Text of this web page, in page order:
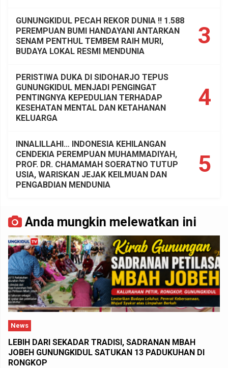
3
GUNUNGKIDUL PECAH REKOR DUNIA !! 1.588
PEREMPUAN BUMI HANDAYANI ANTARKAN
SENAM PENTHUL TEMBEM RAIH MURI,
BUDAYA LOKAL RESMI MENDUNIA
4
PERISTIWA DUKA DI SIDOHARJO TEPUS
GUNUNGKIDUL MENJADI PENGINGAT
PENTINGNYA KEPEDULIAN TERHADAP
KESEHATAN MENTAL DAN KETAHANAN
KELUARGA
5
INNALILLAHI… INDONESIA KEHILANGAN
CENDEKIA PEREMPUAN MUHAMMADIYAH,
PROF. DR. CHAMAMAH SOERATNO TUTUP
USIA, WARISKAN JEJAK KEILMUAN DAN
PENGABDIAN MENDUNIA
Anda mungkin melewatkan ini
News
LEBIH DARI SEKADAR TRADISI, SADRANAN MBAH
JOBEH GUNUNGKIDUL SATUKAN 13 PADUKUHAN DI
RONGKOP